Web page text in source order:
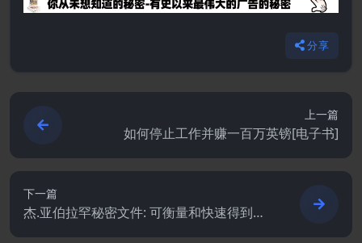
分享
上一篇
如何停止工作并赚一百万英镑[电子书]
下一篇
杰.亚伯拉罕秘密文件: 可衡量和快速得到结